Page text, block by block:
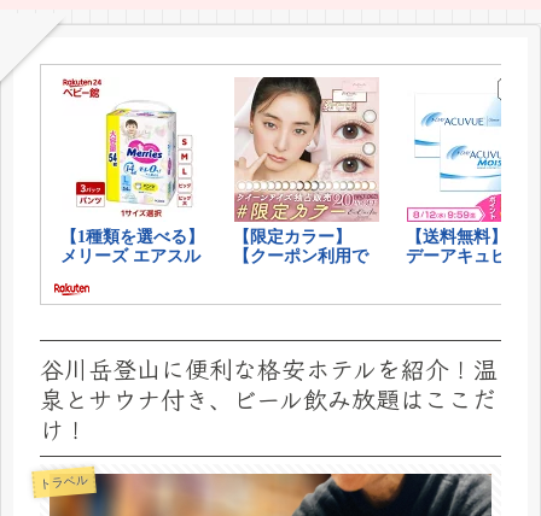
谷川岳登山に便利な格安ホテルを紹介！温
泉とサウナ付き、ビール飲み放題はここだ
け！
トラベル